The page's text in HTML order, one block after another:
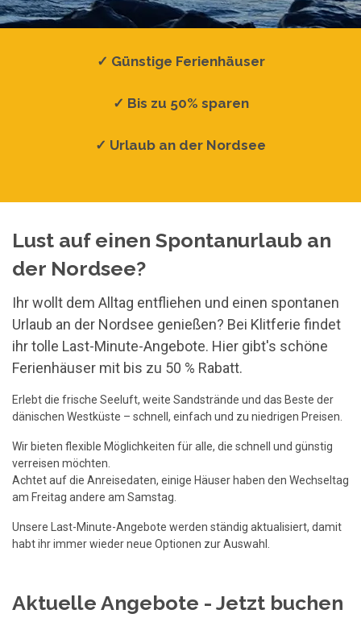
✓ Günstige Ferienhäuser
✓ Bis zu 50% sparen
✓ Urlaub an der Nordsee
Lust auf einen Spontanurlaub an
der Nordsee?
Ihr wollt dem Alltag entfliehen und einen spontanen
Urlaub an der Nordsee genießen? Bei Klitferie findet
ihr tolle Last-Minute-Angebote. Hier gibt's schöne
Ferienhäuser mit bis zu 50 % Rabatt.
Erlebt die frische Seeluft, weite Sandstrände und das Beste der
dänischen Westküste – schnell, einfach und zu niedrigen Preisen.
Wir bieten flexible Möglichkeiten für alle, die schnell und günstig
verreisen möchten.
Achtet auf die Anreisedaten, einige Häuser haben den Wechseltag
am Freitag andere am Samstag.
Unsere Last-Minute-Angebote werden ständig aktualisiert, damit
habt ihr immer wieder neue Optionen zur Auswahl.
Aktuelle Angebote - Jetzt buchen